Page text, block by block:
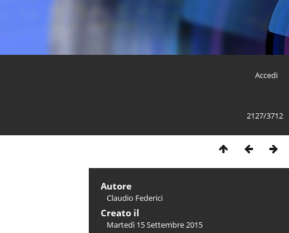
Accedi
2127/3712
Autore
Claudio Federici
Creato il
Martedì 15 Settembre 2015